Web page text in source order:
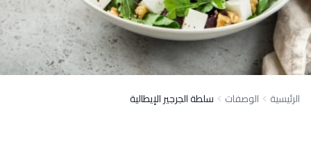
الرئيسية الوصفات سلطة الجرجير الإيطالية